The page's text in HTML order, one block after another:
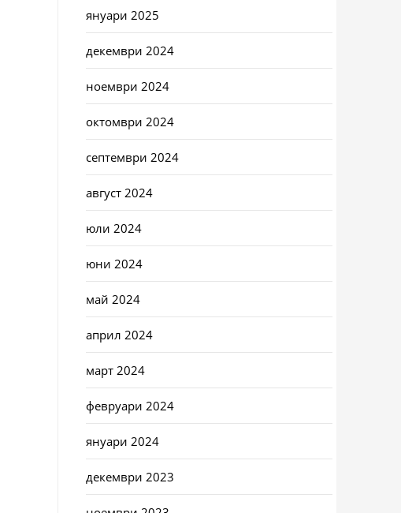
януари 2025
декември 2024
ноември 2024
октомври 2024
септември 2024
август 2024
юли 2024
юни 2024
май 2024
април 2024
март 2024
февруари 2024
януари 2024
декември 2023